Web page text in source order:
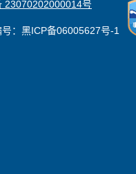
23070202000014号
号：黑ICP备06005627号-1